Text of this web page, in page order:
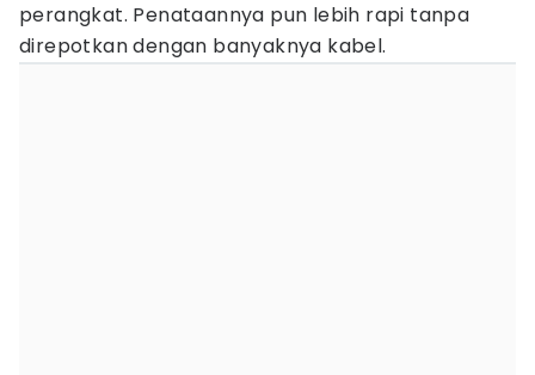
perangkat. Penataannya pun lebih rapi tanpa
direpotkan dengan banyaknya kabel.